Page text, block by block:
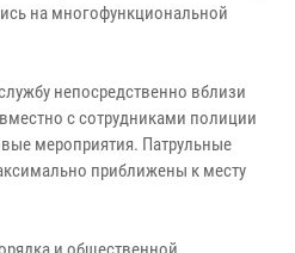
на многофункциональной
непосредственно вблизи
с сотрудниками полиции
мероприятия. Патрульные
приближены к месту